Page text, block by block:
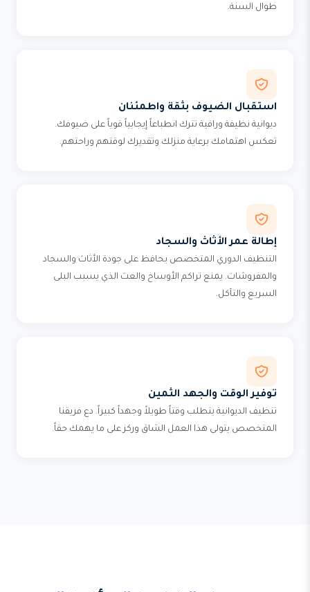
طوال السنة.
استقبال الضيوف بثقة واطمئنان
ديوانية نظيفة وراقية تترك انطباعاً إيجابياً قوياً على ضيوفك.
تعكس اهتمامك برعاية منزلك وتقديرك لوقتهم وراحتهم.
إطالة عمر الأثاث والسجاد
التنظيف الدوري المتخصص يحافظ على جودة الأثاث والسجاد
والمفروشات. يمنع تراكم الأوساخ والعث الذي يسبب البلى
السريع والتآكل.
توفير الوقت والجهد الثمين
تنظيف الديوانية يتطلب وقتاً طويلاً وجهداً كبيراً. دع فريقنا
المتخصص يتولى هذا العمل الشاق وركز على ما يهمك حقاً.